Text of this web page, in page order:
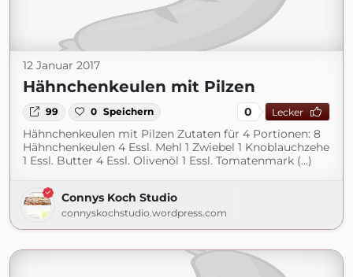
12 Januar 2017
Hähnchenkeulen mit Pilzen
99 0 Speichern 0 Lecker
Hähnchenkeulen mit Pilzen Zutaten für 4 Portionen: 8
Hähnchenkeulen 4 Essl. Mehl 1 Zwiebel 1 Knoblauchzehe
1 Essl. Butter 4 Essl. Olivenöl 1 Essl. Tomatenmark (...)
Connys Koch Studio
connyskochstudio.wordpress.com